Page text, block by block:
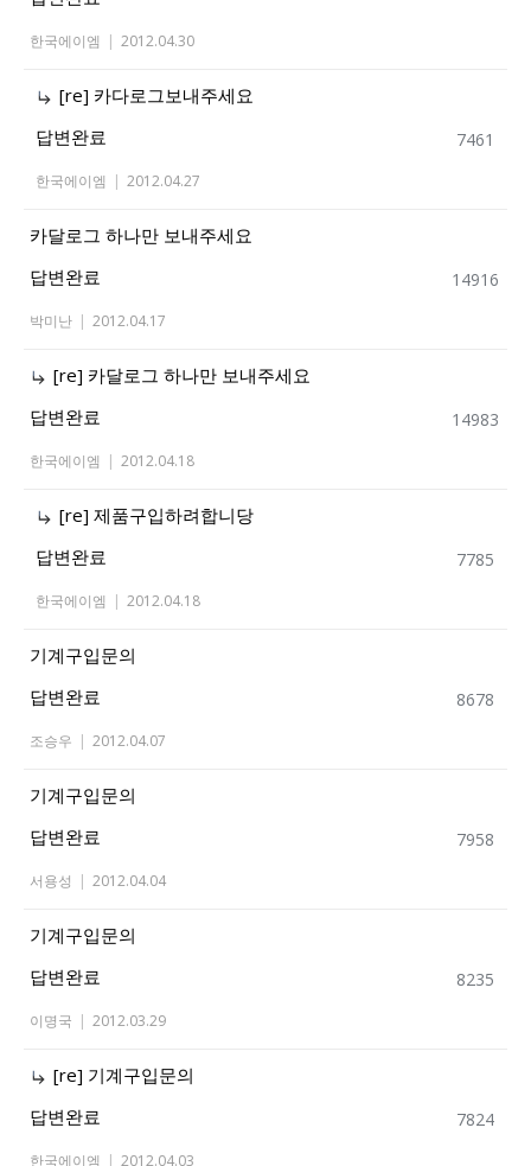
한국에이엠 | 2012.04.30
[re] 카다로그보내주세요
답변완료
한국에이엠 | 2012.04.27
7461
카달로그 하나만 보내주세요
답변완료
박미난 | 2012.04.17
14916
[re] 카달로그 하나만 보내주세요
답변완료
한국에이엠 | 2012.04.18
14983
[re] 제품구입하려합니당
답변완료
한국에이엠 | 2012.04.18
7785
기계구입문의
답변완료
조승우 | 2012.04.07
8678
기계구입문의
답변완료
서용성 | 2012.04.04
7958
기계구입문의
답변완료
이명국 | 2012.03.29
8235
[re] 기계구입문의
답변완료
한국에이엠 | 2012.04.03
7824